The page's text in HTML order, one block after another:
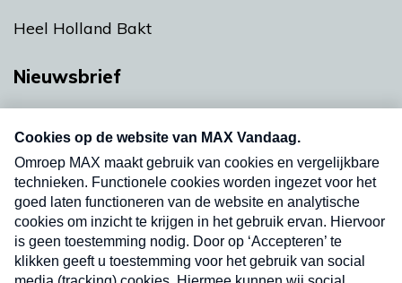
Heel Holland Bakt
Nieuwsbrief
Neem hier een gratis abonnement op onze
nieuwsbrief. Elke vrijdag- en dinsdagochtend in
uw mailbox.
Verzend